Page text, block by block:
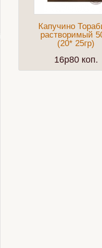
Капучино
растворимый
(20* 25гр)
16p80 коп.